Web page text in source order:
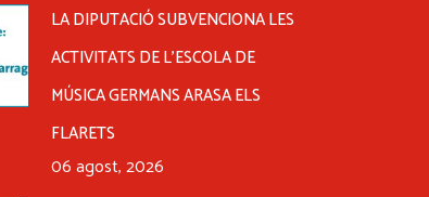
LA DIPUTACIÓ SUBVENCIONA LES
ACTIVITATS DE L’ESCOLA DE
MÚSICA GERMANS ARASA ELS
FLARETS
06 agost, 2026